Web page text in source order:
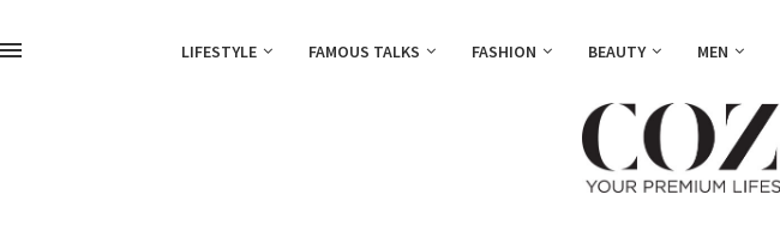
LIFESTYLE FAMOUS TALKS FASHION BEAUTY MEN